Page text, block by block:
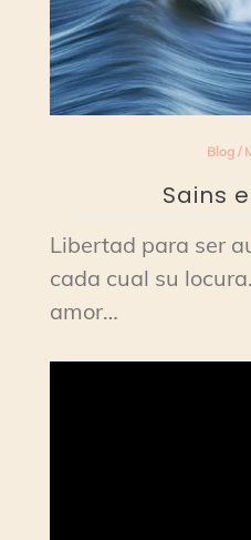
Blog /
Sains
Libertad para ser
cada cual su
amor…